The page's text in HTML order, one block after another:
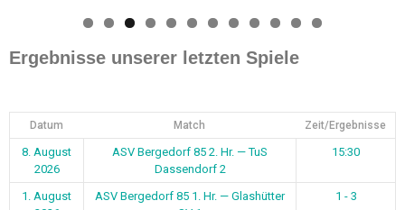
0 1 2
Ergebnisse unserer letzten Spiele
Datum Match Zeit/Ergebnisse
8. August
2026
ASV Bergedorf 85 2. Hr. — TuS
Dassendorf 2
15:30
1. August
ASV Bergedorf 85 1. Hr. — Glashütter
1 - 3